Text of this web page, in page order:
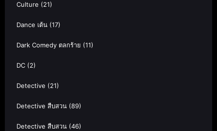
Culture (21)
Dance เต้น (17)
Dark Comedy ตลกร้าย (11)
DC (2)
Detective (21)
Detective สืบสวน (89)
Detective สืบสวน (46)